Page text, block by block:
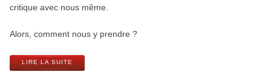
critique avec nous même.
Alors, comment nous y prendre ?
LIRE LA SUITE